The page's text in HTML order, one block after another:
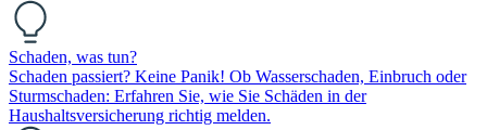
Schaden, was tun?
Schaden passiert? Keine Panik! Ob Wasserschaden, Einbruch oder
Sturmschaden: Erfahren Sie, wie Sie Schäden in der
Haushaltsversicherung richtig melden.